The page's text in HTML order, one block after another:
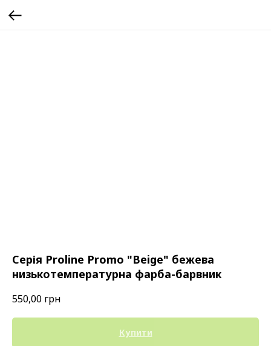
Серія Proline Promo "Beige" бежева
низькотемпературна фарба-барвник
550,00 грн
Купити